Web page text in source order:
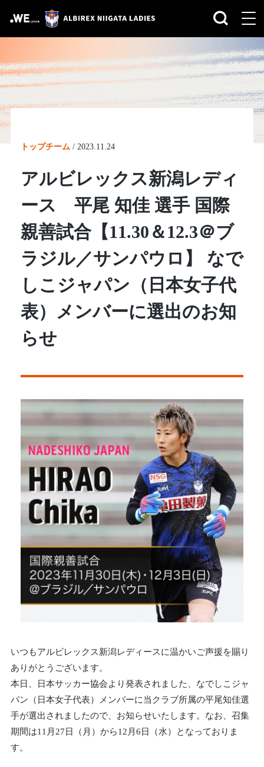
トップチーム / 2023.11.24
アルビレックス新潟レディ
ース 平尾 知佳 選手 国際
親善試合【11.30＆12.3＠ブ
ラジル／サンパウロ】 なで
しこジャパン（日本女子代
表）メンバーに選出のお知
らせ
いつもアルビレックス新潟レディースに温かいご声援を賜り
ありがとうございます。
本日、日本サッカー協会より発表されました、なでしこジャ
パン（日本女子代表）メンバーに当クラブ所属の平尾知佳選
手が選出されましたので、お知らせいたします。なお、召集
期間は11月27日（月）から12月6日（水）となっておりま
す。